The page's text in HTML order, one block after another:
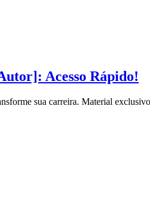
Acesso Rápido!
sua carreira. Material